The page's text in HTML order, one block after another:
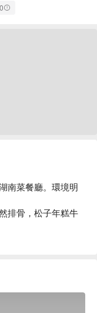
南菜餐廳。環境明
排骨，松子年糕牛
，價格親民，服務